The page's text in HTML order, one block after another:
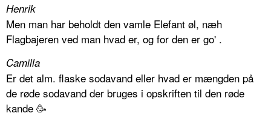
Henrik
Men man har beholdt den vamle Elefant øl, næh
Flagbajeren ved man hvad er, og for den er go' .
Camilla
Er det alm. flaske sodavand eller hvad er mængden på
de røde sodavand der bruges i opskriften til den røde
kande 🥳